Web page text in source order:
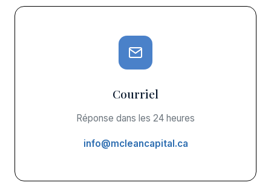
Courriel
Réponse dans les 24 heures
info@mcleancapital.ca